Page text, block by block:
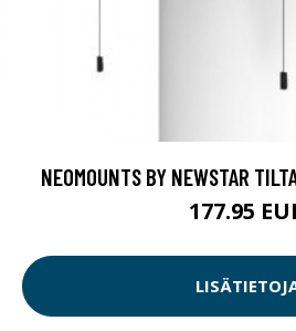
NEOMOUNTS BY NEWSTAR
177.95